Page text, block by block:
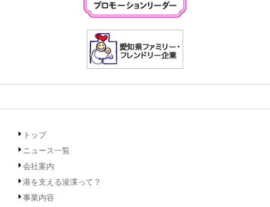
トップ
ニュース一覧
会社案内
港を支える浚渫って？
事業内容